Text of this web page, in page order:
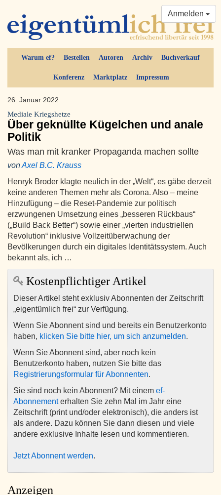
Warum ef? Bestellen Autoren Archiv Buchverkauf
Konferenz Marktplatz Impressum
Anmelden
26. Januar 2022
Mediale Kriegshetze
Über geknüllte Kügelchen und anale
Politik
Was man mit kranker Propaganda machen sollte
vonAxel B.C. Krauss
Henryk Broder klagte neulich in der „Welt“, es gäbe derzeit
keine anderen Themen mehr als Corona. Also – meine
Hinzufügung – die Reset-Pandemie zur politisch
erzwungenen Umsetzung eines „besseren Rückbaus“
(„Build Back Better“) sowie einer „vierten industriellen
Revolution“ inklusive Vollzeitüberwachung der
Bevölkerungen durch ein digitales Identitätssystem. Auch
bekannt als, ich …
Kostenpflichtiger Artikel
Dieser Artikel steht exklusiv Abonnenten der Zeitschrift
„eigentümlich frei“ zur Verfügung.
Wenn Sie Abonnent sind und bereits ein Benutzerkonto
haben, klicken Sie bitte hier, um sich anzumelden.
Wenn Sie Abonnent sind, aber noch kein
Benutzerkonto haben, nutzen Sie bitte das
Registrierungsformular für Abonnenten.
Sie sind noch kein Abonnent? Mit einem ef-
Abonnementerhalten Sie zehn Mal im Jahr eine
Zeitschrift (print und/oder elektronisch), die anders ist
als andere. Dazu können Sie dann diesen und viele
andere exklusive Inhalte lesen und kommentieren.
Jetzt Abonnent werden.
Anzeigen